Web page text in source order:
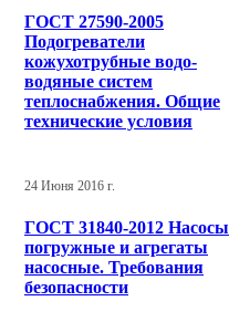
ГОСТ 27590-2005
Подогреватели
кожухотрубные водо-
водяные систем
теплоснабжения. Общие
технические условия
24 Июня 2016 г.
ГОСТ 31840-2012 Насосы
погружные и агрегаты
насосные. Требования
безопасности